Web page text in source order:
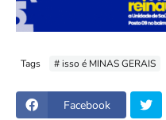
Tags # isso é MINAS GERAIS
Facebook